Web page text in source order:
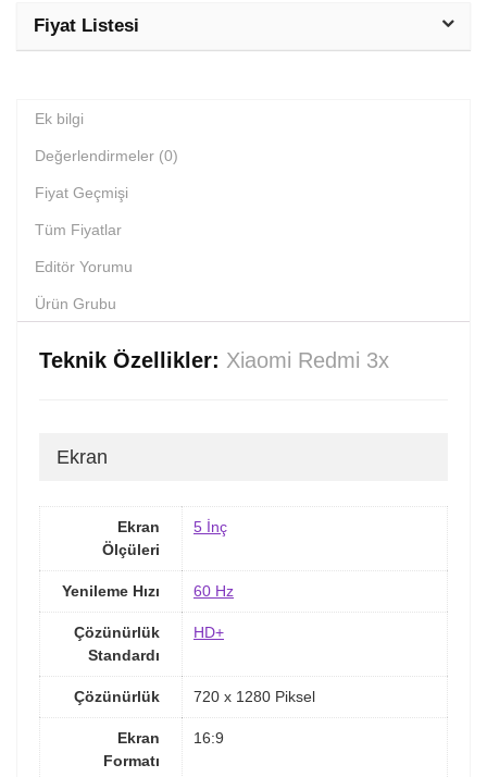
Fiyat Listesi
Ek bilgi
Değerlendirmeler (0)
Fiyat Geçmişi
Tüm Fiyatlar
Editör Yorumu
Ürün Grubu
Teknik Özellikler: Xiaomi Redmi 3x
Ekran
Ekran
Ölçüleri
5 İnç
Yenileme Hızı 60 Hz
Çözünürlük
Standardı
HD+
Çözünürlük 720 x 1280 Piksel
Ekran
Formatı
16:9